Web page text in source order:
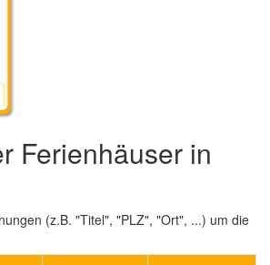
Ferienhäuser in
(z.B. "Titel", "PLZ", "Ort", ...) um die